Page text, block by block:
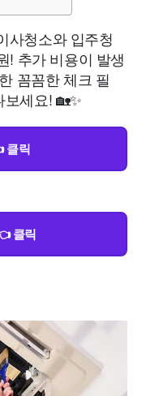
사청소와 입주청
! 추가 비용이 발생
꼼꼼한 체크 필
세요! 🏡✨
클릭
클릭